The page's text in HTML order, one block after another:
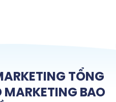
TỔNG
MARKETING BAO